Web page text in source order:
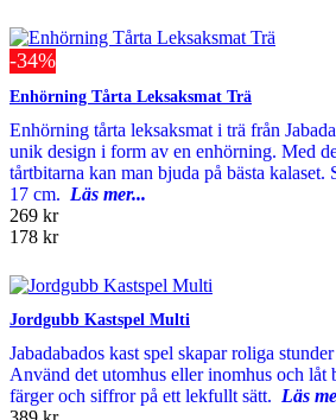
-34%
Enhörning Tårta Leksaksmat Trä
Enhörning tårta leksaksmat i trä från
unik design i form av en enhörning. Med
tårtbitarna kan man bjuda på bästa kalaset.
17 cm. Läs mer...
269 kr
178 kr
Jordgubb Kastspel Multi
Jabadabados kast spel skapar roliga
Använd det utomhus eller inomhus och låt
färger och siffror på ett lekfullt sätt. Läs